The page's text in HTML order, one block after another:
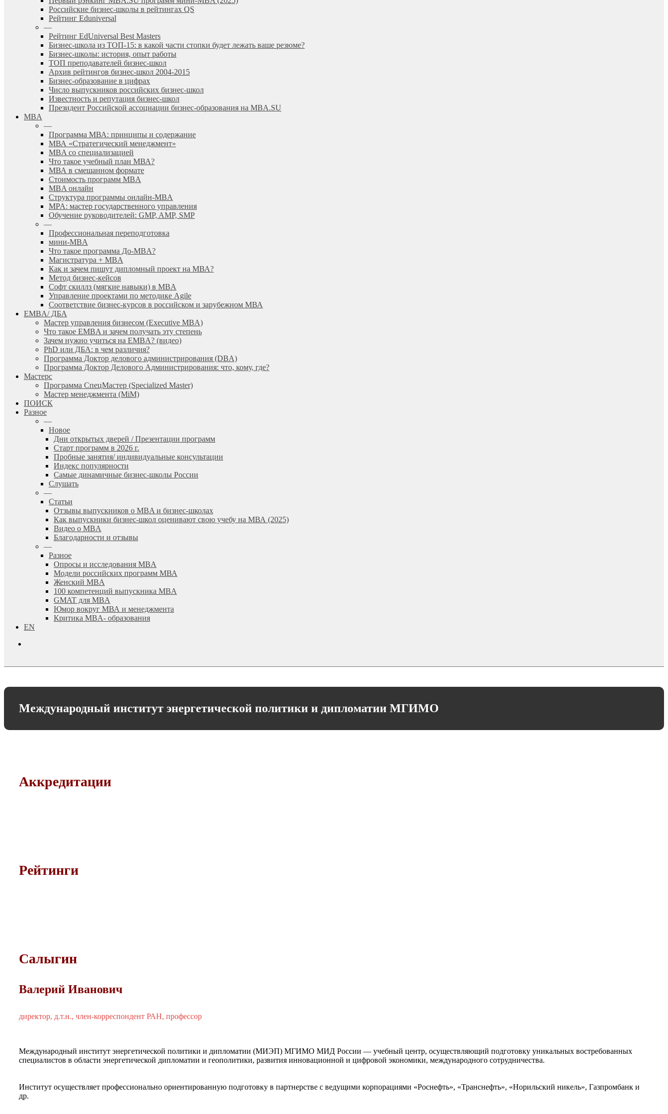
Российские бизнес-школы в рейтингах QS
Рейтинг Eduniversal
—
Рейтинг EdUniversal Best Masters
Бизнес-школа из ТОП-15: в какой части стопки будет лежать ваше резюме?
Бизнес-школы: история, опыт работы
ТОП преподавателей бизнес-школ
Архив рейтингов бизнес-школ 2004-2015
Бизнес-образование в цифрах
Число выпускников российских бизнес-школ
Известность и репутация бизнес-школ
Президент Российской ассоциации бизнес-образования на MBA.SU
MBA
—
Программа МВА: принципы и содержание
МВА «Cтратегический менеджмент»
MBA со специализацией
Что такое учебный план МВА?
МВА в смешанном формате
Стоимость программ MBA
MBA онлайн
Cтруктура программы онлайн-MBA
MPA: мастер государственного управления
Обучение руководителей: GMP, AMP, SMP
—
Профессиональная переподготовка
мини-MBA
Что такое программа До-MBA?
Магистратура + MBA
Как и зачем пишут дипломный проект на МВА?
Метод бизнес-кейсов
Софт скиллз (мягкие навыки) в MBA
Управление проектами по методике Agile
Соответствие бизнес-курсов в российском и зарубежном МВА
EMBA/ ДБA
Мастер управления бизнесом (Executive MBA)
Что такое EMBA и зачем получать эту степень
Зачем нужно учиться на EMBA? (видео)
PhD или ДБА: в чем различия?
Программа Доктор делового администрирования (DBА)
Программа Доктор Делового Администрирования: что, кому, где?
Мастерс
Программа СпецМастер (Specialized Master)
Мастер менеджмента (MiM)
ПОИСК
Разное
—
Новое
Дни открытых дверей / Презентации программ
Старт программ в 2026 г.
Пробные занятия/ индивидуальные консультации
Индекс популярности
Самые динамичные бизнес-школы России
Слушать
—
Статьи
Отзывы выпускников о MBA и бизнес-школах
Как выпускники бизнес-школ оценивают свою учебу на МВА (2025)
Видео о MBA
Благодарности и отзывы
—
Разное
Опросы и исследования MBA
Модели российских программ МВА
Женский MBA
100 компетенций выпускника MBA
GMAT для MBA
Юмор вокруг МВА и менеджмента
Критика MBA- образования
EN
Международный институт энергетической политики и дипломатии МГИМО
Аккредитации
Рейтинги
Салыгин
Валерий Иванович
директор, д.т.н., член-корреспондент РАН, профессор
Международный институт энергетической политики и дипломатии (МИЭП) МГИМО МИД России — учебный центр, осуществляющий подготовку уникальных востребованных
специалистов в области энергетической дипломатии и геополитики, развития инновационной и цифровой экономики, международного сотрудничества.
Институт осуществляет профессионально ориентированную подготовку в партнерстве с ведущими корпорациями «Роснефть», «Транснефть», «Норильский никель», Газпромбанк и
др.